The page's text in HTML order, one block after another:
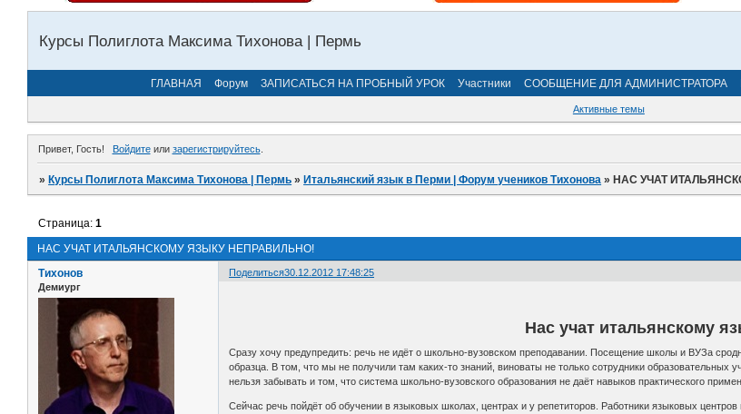
Курсы Полиглота Максима Тихонова | Пермь
ГЛАВНАЯ Форум ЗАПИСАТЬСЯ НА ПРОБНЫЙ УРОК Участники СООБЩЕНИЕ ДЛЯ АДМИНИСТРАТОРА
Активные темы
Привет, Гость! Войдитеили зарегистрируйтесь.
»Курсы Полиглота Максима Тихонова | Пермь »Итальянский язык в Перми | Форум учеников Тихонова »НАС УЧАТ
НАС УЧАТ ИТАЛЬЯНСКОМУ ЯЗЫКУ НЕПРАВИЛЬНО!
Страница:1
Поделиться30.12.2012 17:48:25
Тихонов
Демиург
Нас учат итальянскому
Сразу хочу предупредить: речь не идёт о школьно-вузовском преподавании. Посещение школы и ВУЗа
образца. В том, что мы не получили там каких-то знаний, виноваты не только сотрудники
нельзя забывать и том, что система школьно-вузовского образования не даёт навыков практического
Сейчас речь пойдёт об обучении в языковых школах, центрах и у репетиторов. Работники языковых